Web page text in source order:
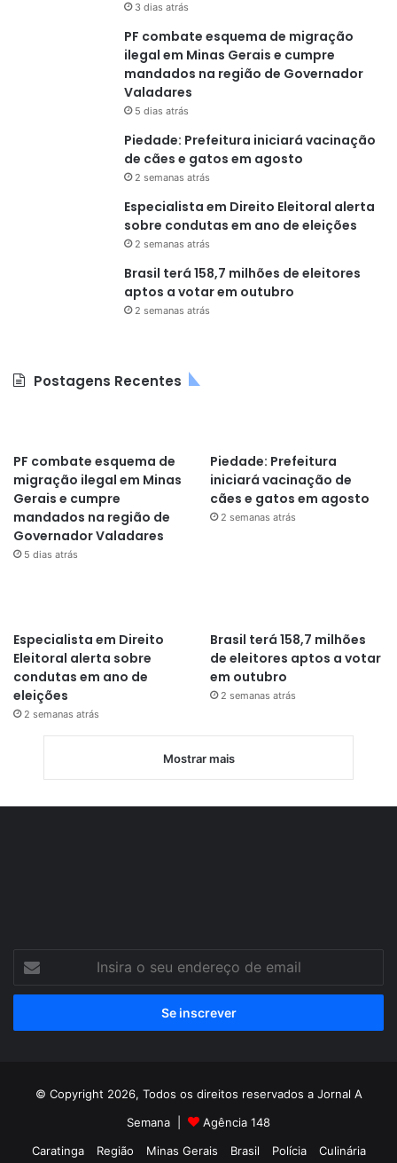
3 dias atrás
PF combate esquema de migração
ilegal em Minas Gerais e cumpre
mandados na região de Governador
Valadares
5 dias atrás
Piedade: Prefeitura iniciará vacinação
de cães e gatos em agosto
2 semanas atrás
Especialista em Direito Eleitoral alerta
sobre condutas em ano de eleições
2 semanas atrás
Brasil terá 158,7 milhões de eleitores
aptos a votar em outubro
2 semanas atrás
Postagens Recentes
PF combate esquema de
migração ilegal em Minas
Gerais e cumpre
mandados na região de
Governador Valadares
5 dias atrás
Piedade: Prefeitura
iniciará vacinação de
cães e gatos em agosto
2 semanas atrás
Especialista em Direito
Eleitoral alerta sobre
condutas em ano de
eleições
2 semanas atrás
Brasil terá 158,7 milhões
de eleitores aptos a votar
em outubro
2 semanas atrás
Mostrar mais
seu
de
© Copyright 2026, Todos os direitos reservados a Jornal A
Semana |
Agência 148
Caratinga
Região Minas Gerais Brasil Polícia Culinária